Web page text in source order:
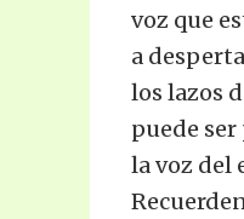
voz que
a
los lazos
puede
la voz del